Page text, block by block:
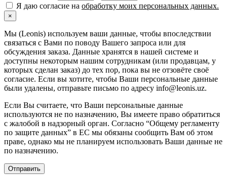
Я даю согласие на обработку моих персональных данных.
×
Мы (Leonis) используем ваши данные, чтобы впоследствии
связаться с Вами по поводу Вашего запроса или для
обсуждения заказа. Данные хранятся в нашей системе и
доступны некоторым нашим сотрудникам (или продавцам, у
которых сделан заказ) до тех пор, пока вы не отзовёте своё
согласие. Если вы хотите, чтобы Ваши персональные данные
были удалены, отправьте письмо по адресу info@leonis.uz.
Если Вы считаете, что Ваши персональные данные
используются не по назначению, Вы имеете право обратиться
с жалобой в надзорный орган. Согласно “Общему регламенту
по защите данных” в ЕС мы обязаны сообщить Вам об этом
праве, однако мы не планируем использовать Ваши данные не
по назначению.
Отправить